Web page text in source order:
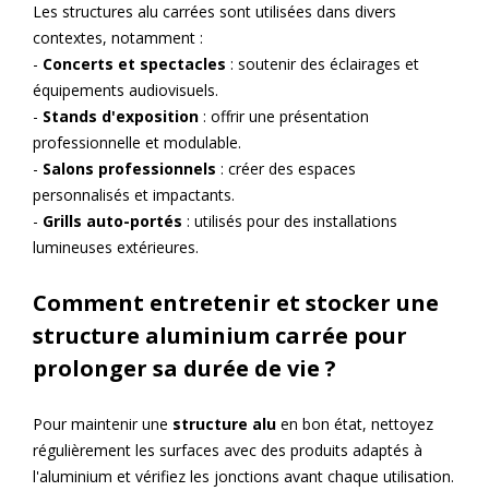
Les structures alu carrées sont utilisées dans divers
contextes, notamment :
- Concerts et spectacles : soutenir des éclairages et
équipements audiovisuels.
- Stands d'exposition : offrir une présentation
professionnelle et modulable.
- Salons professionnels : créer des espaces
personnalisés et impactants.
- Grills auto-portés : utilisés pour des installations
lumineuses extérieures.
Comment entretenir et stocker une
structure aluminium carrée pour
prolonger sa durée de vie ?
Pour maintenir une structure alu en bon état, nettoyez
régulièrement les surfaces avec des produits adaptés à
l'aluminium et vérifiez les jonctions avant chaque utilisation.